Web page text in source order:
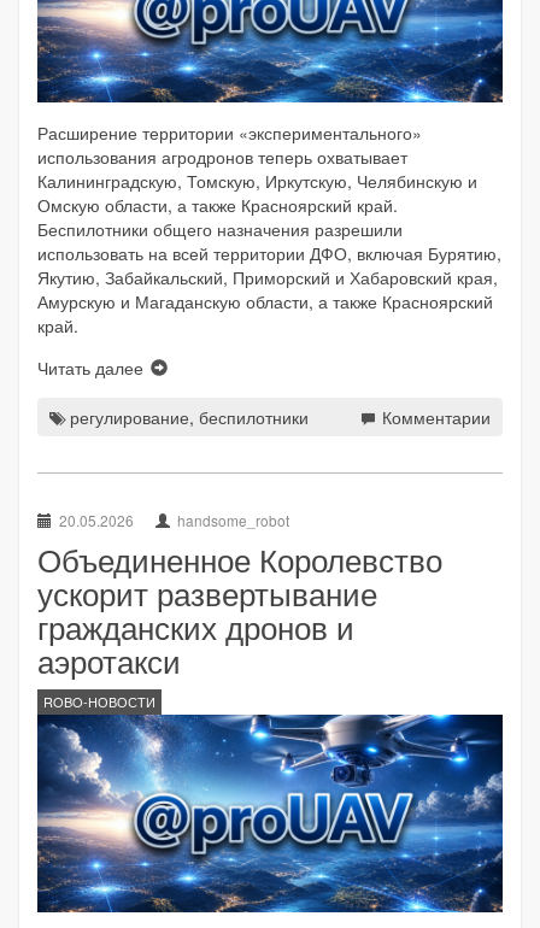
Расширение территории «экспериментального»
использования агродронов теперь охватывает
Калининградскую, Томскую, Иркутскую, Челябинскую и
Омскую области, а также Красноярский край.
Беспилотники общего назначения разрешили
использовать на всей территории ДФО, включая Бурятию,
Якутию, Забайкальский, Приморский и Хабаровский края,
Амурскую и Магаданскую области, а также Красноярский
край.
Читать далее
регулирование, беспилотники Комментарии
20.05.2026 handsome_robot
Объединенное Королевство
ускорит развертывание
гражданских дронов и
аэротакси
ROBO-НОВОСТИ